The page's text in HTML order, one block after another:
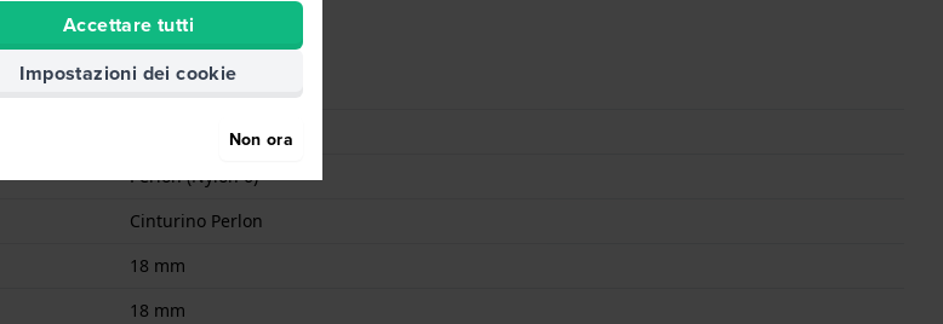
9008678034403
Perlon (Nylon 6)
Cinturino Perlon
18 mm
18 mm
Accettare tutti
Impostazioni dei cookie
Non ora